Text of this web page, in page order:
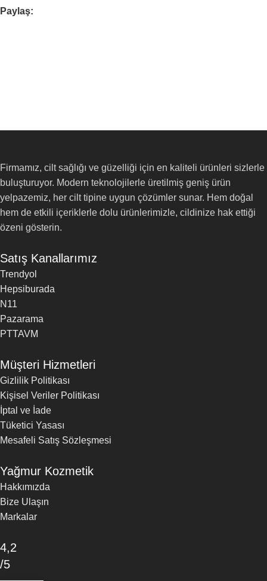
Paylaş:
Firmamız, cilt sağlığı ve güzelliği için en kaliteli ürünleri sizlerle
buluşturuyor. Modern teknolojilerle üretilmiş geniş ürün
yelpazemiz, her cilt tipine uygun çözümler sunar. Hem doğal
hem de etkili içeriklerle dolu ürünlerimizle, cildinize hak ettiği
özeni gösterin.
Satış Kanallarımız
Trendyol
Hepsiburada
N11
Pazarama
PTTAVM
Müşteri Hizmetleri
Gizlilik Politikası
Kişisel Veriler Politikası
İptal ve İade
Tüketici Yasası
Mesafeli Satış Sözleşmesi
Yağmur Kozmetik
Hakkımızda
Bize Ulaşın
Markalar
4,2
/5